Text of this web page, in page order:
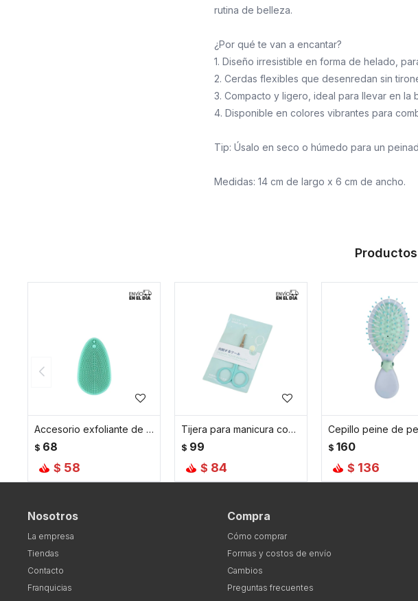
rutina de belleza.
¿Por qué te van a encantar?
1. Diseño irresistible en forma de helado,
2. Cerdas flexibles que desenredan sin
3. Compacto y ligero, ideal para llevar en la
4. Disponible en colores vibrantes para
Tip: Úsalo en seco o húmedo para un
Medidas: 14 cm de largo x 6 cm de ancho.
Accesorio exfoliante de silicona - Verde
$ 68
$ 58
Tijera para manicura con mango de color - Verde
$ 99
$ 84
$ 160
$ 136
Nosotros
La empresa
Tiendas
Contacto
Franquicias
Compra
Cómo comprar
Formas y costos de envío
Cambios
Preguntas frecuentes